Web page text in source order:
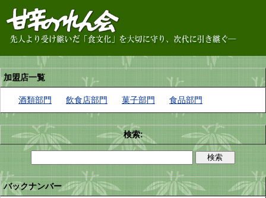
加盟店一覧
酒類部門 飲食店部門 菓子部門 食品部門
検索:
バックナンバー